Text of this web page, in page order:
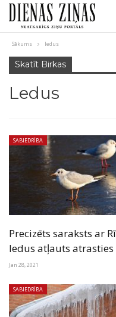
Sākums ledus
Skatīt Birkas
Ledus
SABIEDRĪBA
Precizēts saraksts ar
ledus atļauts atrasties
Jan 28, 2021
SABIEDRĪBA